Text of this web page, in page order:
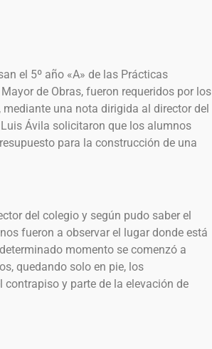
el 5º año «A» de las Prácticas
de Obras, fueron requeridos por los
una nota dirigida al director del
Ávila solicitaron que los alumnos
para la construcción de una
del colegio y según pudo saber el
fueron a observar el lugar donde está
momento se comenzó a
quedando solo en pie, los
y parte de la elevación de